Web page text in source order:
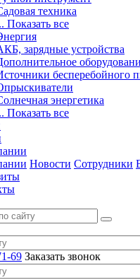
техника
Показать все
зарядные устройства
бесперебойного
энергетика
Показать все
Новости Сотрудники
69 Заказать звонок